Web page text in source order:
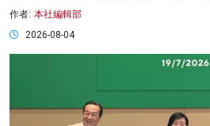
作者: 本社編輯部
2026-08-04